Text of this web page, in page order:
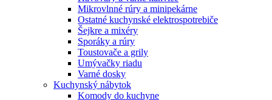
Mikrovlnné rúry a minipekárne
Ostatné kuchynské elektrospotrebiče
Šejkre a mixéry
Sporáky a rúry
Toustovače a grily
Umývačky riadu
Varné dosky
Kuchynský nábytok
Komody do kuchyne